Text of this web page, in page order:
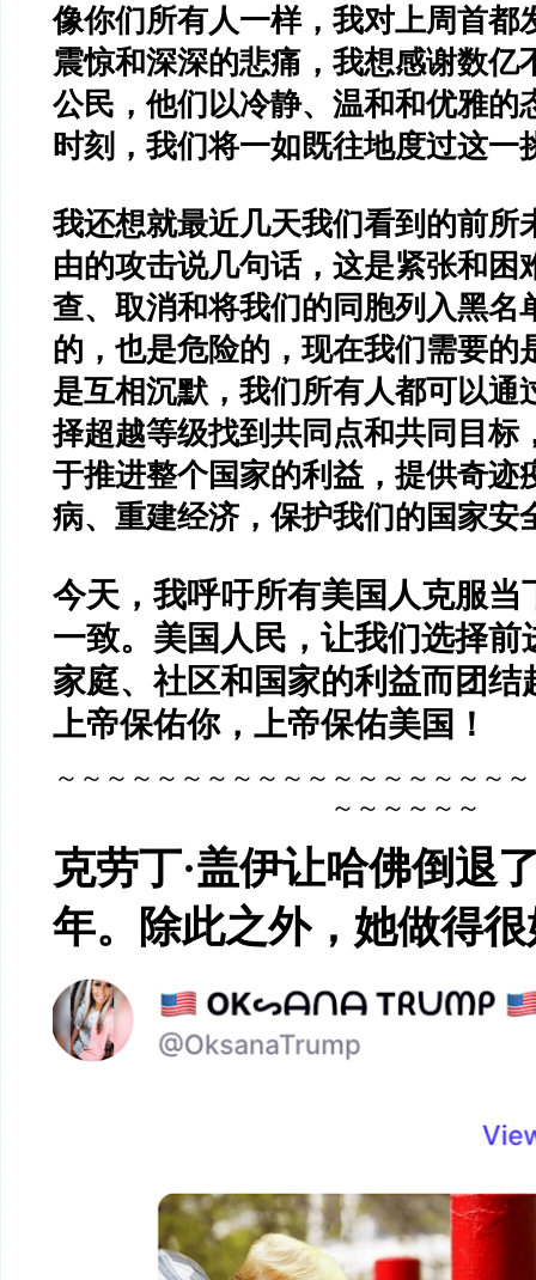
像你们所有人一样，我对上周首都
震惊和深深的悲痛，我想感谢数亿
公民，他们以冷静、温和和优雅的
时刻，我们将一如既往地度过这一
我还想就最近几天我们看到的前所
由的攻击说几句话，这是紧张和困
查、取消和将我们的同胞列入黑名
的，也是危险的，现在我们需要的
是互相沉默，我们所有人都可以通
择超越等级找到共同点和共同目标
于推进整个国家的利益，提供奇迹
病、重建经济，保护我们的国家安
今天，我呼吁所有美国人克服当
一致。美国人民，让我们选择前
家庭、社区和国家的利益而团结
上帝保佑你，上帝保佑美国！
～～～～～～～～～～～～～～～～～～
～～～～～～
克劳丁·盖伊让哈佛倒退
年。除此之外，她做得